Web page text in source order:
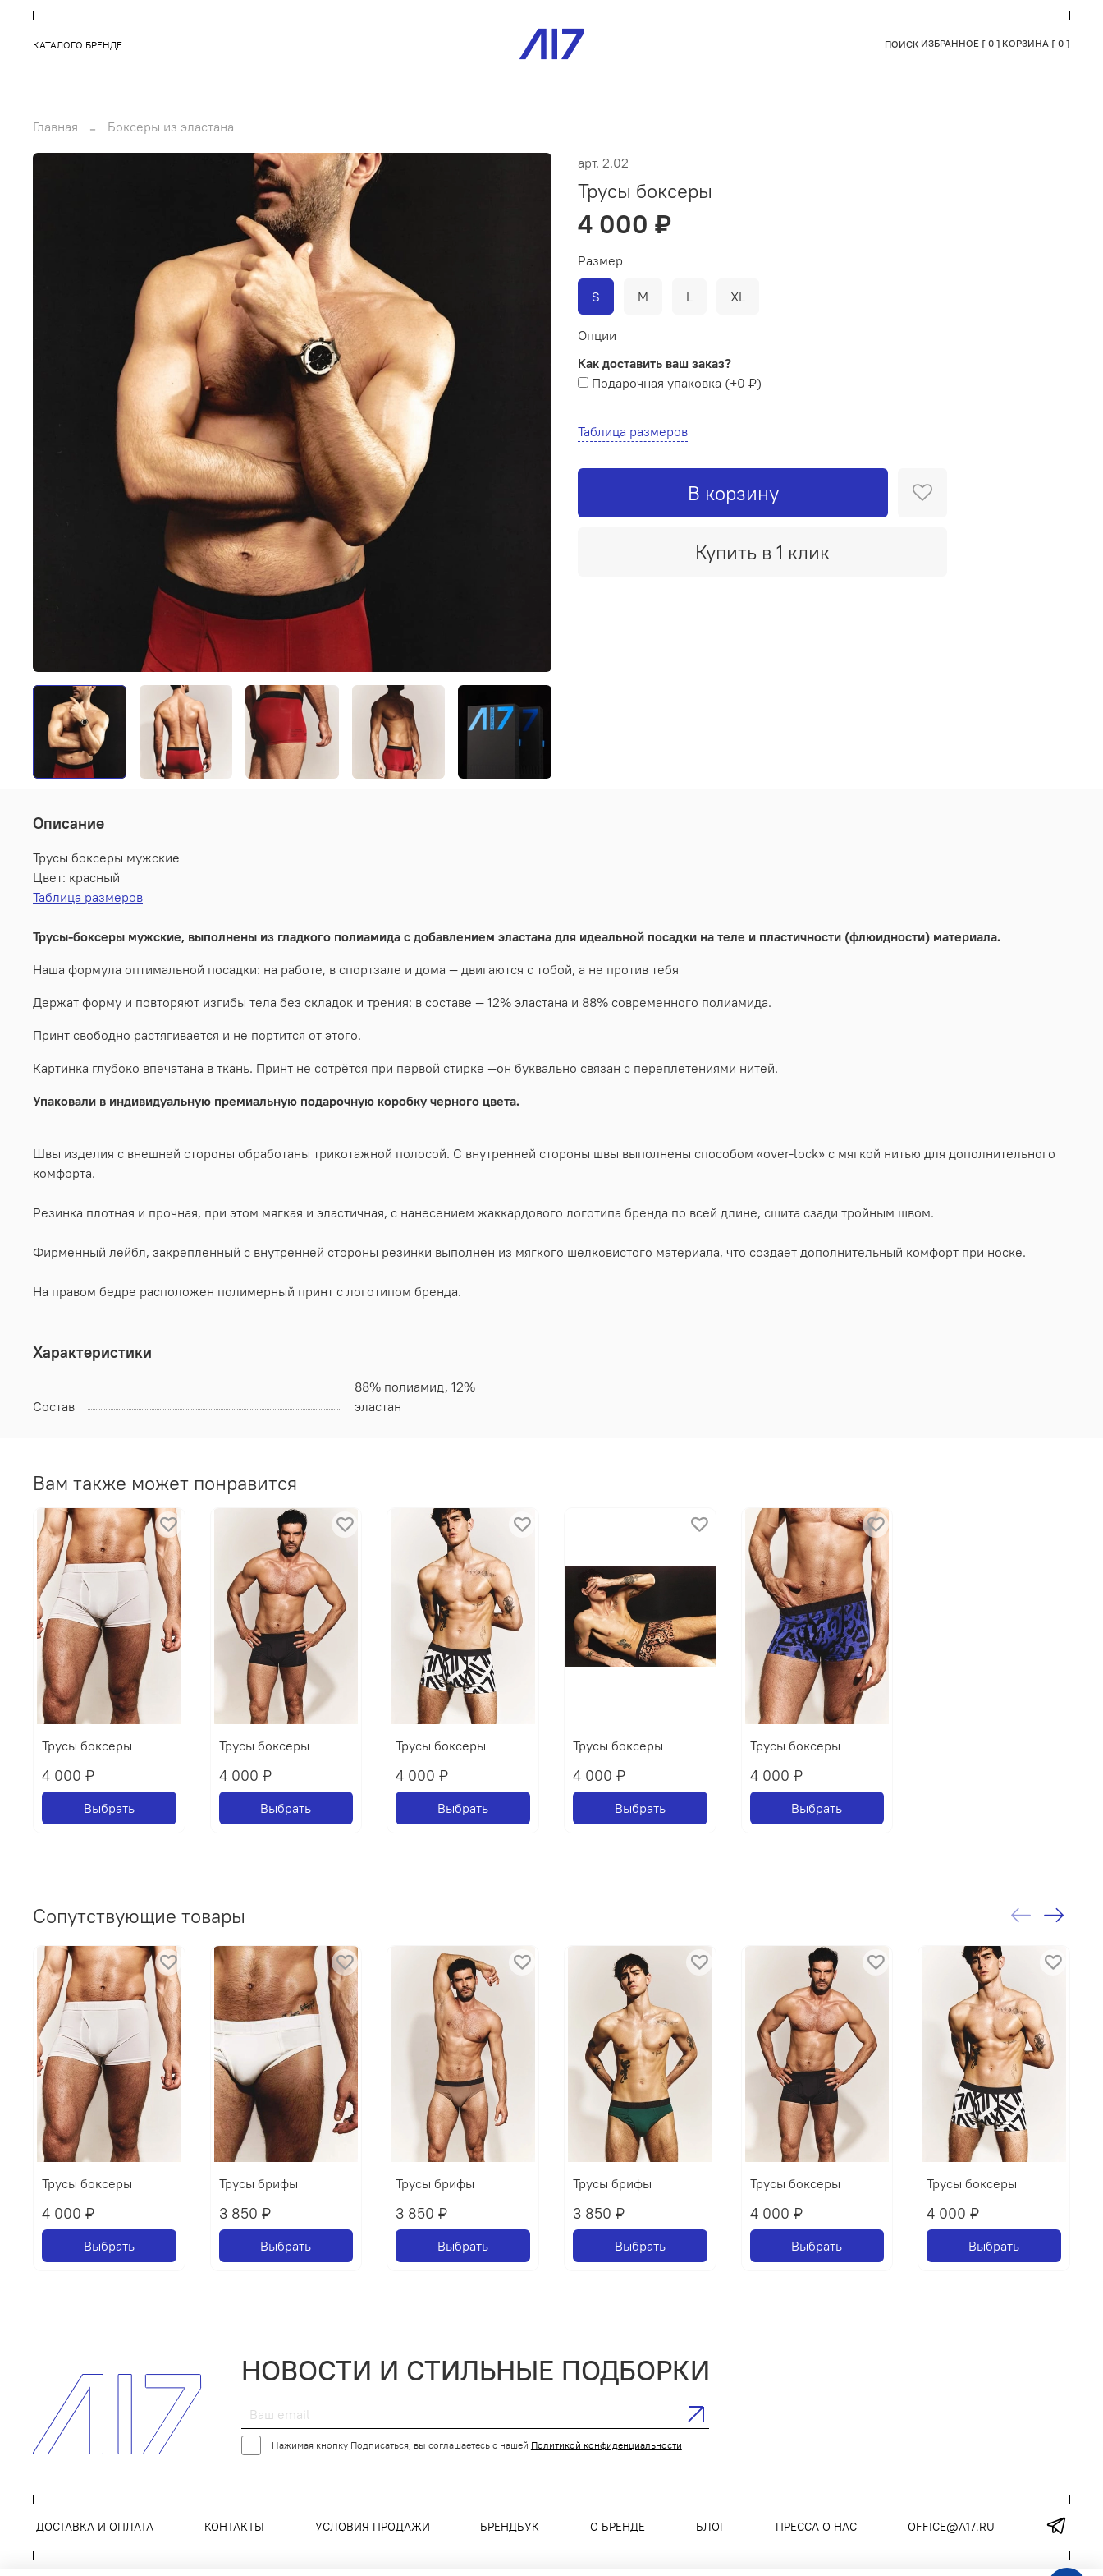
КАТАЛОГО БРЕНДЕ ПОИСК ИЗБРАННОЕ [ 0 ] КОРЗИНА [ 0 ]
Главная Боксеры из эластана
арт. 2.02
Трусы боксеры
4 000 ₽
Таблица размеров
В корзину
Купить в 1 клик
Размер
S M L XL
Опции
Как доставить ваш заказ?
Подарочная упаковка (+0 ₽)
Описание
Трусы боксеры мужские
Цвет: красный
Таблица размеров
Трусы-боксеры мужские, выполнены из гладкого полиамида с добавлением эластана для идеальной посадки на теле и пластичности (флюидности) материала.
Наша формула оптимальной посадки: на работе, в спортзале и дома — двигаются с тобой, а не против тебя
Держат форму и повторяют изгибы тела без складок и трения: в составе — 12% эластана и 88% современного полиамида.
Принт свободно растягивается и не портится от этого.
Картинка глубоко впечатана в ткань. Принт не сотрётся при первой стирке —он буквально связан с переплетениями нитей.
Упаковали в индивидуальную премиальную подарочную коробку черного цвета.
Швы изделия с внешней стороны обработаны трикотажной полосой. С внутренней стороны швы выполнены способом «over-lock» с мягкой нитью для дополнительного
комфорта.
Резинка плотная и прочная, при этом мягкая и эластичная, с нанесением жаккардового логотипа бренда по всей длине, сшита сзади тройным швом.
Фирменный лейбл, закрепленный с внутренней стороны резинки выполнен из мягкого шелковистого материала, что создает дополнительный комфорт при носке.
На правом бедре расположен полимерный принт с логотипом бренда.
Характеристики
Состав
88% полиамид, 12%
эластан
Вам также может понравится
Трусы боксеры
4 000 ₽
Выбрать
Трусы боксеры
4 000 ₽
Выбрать
Трусы боксеры
4 000 ₽
Выбрать
Трусы боксеры
4 000 ₽
Выбрать
Трусы боксеры
4 000 ₽
Выбрать
Сопутствующие товары
Трусы боксеры
4 000 ₽
Выбрать
Трусы брифы
3 850 ₽
Выбрать
Трусы брифы
3 850 ₽
Выбрать
Трусы брифы
3 850 ₽
Выбрать
Трусы боксеры
4 000 ₽
Выбрать
Трусы боксеры
4 000 ₽
Выбрать
НОВОСТИ И СТИЛЬНЫЕ ПОДБОРКИ
Нажимая кнопку Подписаться, вы соглашаетесь с нашей Политикой конфиденциальности
ДОСТАВКА И ОПЛАТА КОНТАКТЫ УСЛОВИЯ ПРОДАЖИ БРЕНДБУК О БРЕНДЕ БЛОГ ПРЕССА О НАС OFFICE@A17.RU